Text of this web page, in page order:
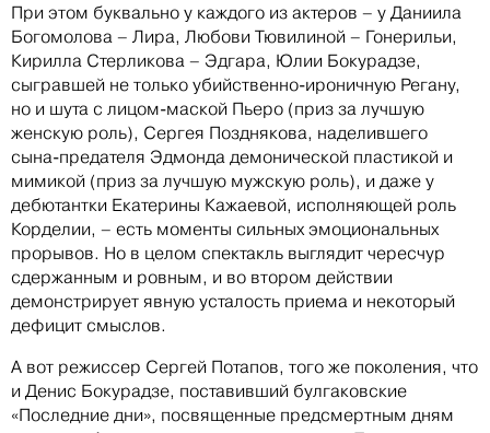
При этом буквально у каждого из актеров – у Даниила
Богомолова – Лира, Любови Тювилиной – Гонерильи,
Кирилла Стерликова – Эдгара, Юлии Бокурадзе,
сыгравшей не только убийственно-ироничную Регану,
но и шута с лицом-маской Пьеро (приз за лучшую
женскую роль), Сергея Позднякова, наделившего
сына-предателя Эдмонда демонической пластикой и
мимикой (приз за лучшую мужскую роль), и даже у
дебютантки Екатерины Кажаевой, исполняющей роль
Корделии, – есть моменты сильных эмоциональных
прорывов. Но в целом спектакль выглядит чересчур
сдержанным и ровным, и во втором действии
демонстрирует явную усталость приема и некоторый
дефицит смыслов.
А вот режиссер Сергей Потапов, того же поколения, что
и Денис Бокурадзе, поставивший булгаковские
«Последние дни», посвященные предсмертным дням